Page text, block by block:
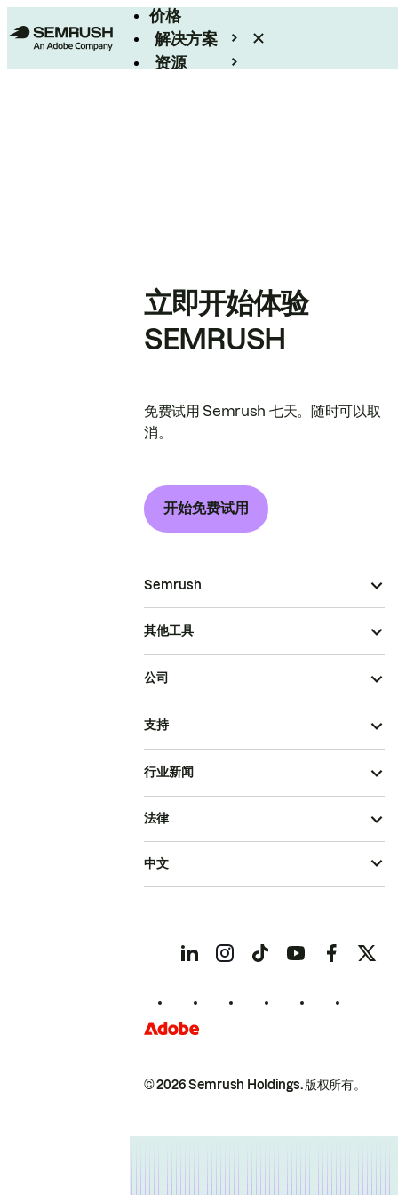
价格
解决方案
资源
立即开始体验
SEMRUSH
免费试用 Semrush 七天。随时可以取
消。
开始免费试用
Semrush
其他工具
公司
支持
行业新闻
© 2026 Semrush Holdings.版权所有。
法律
中文